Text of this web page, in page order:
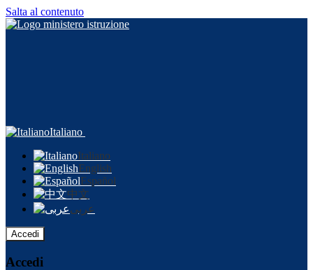
Salta al contenuto
Italiano
Italiano
English
Español
中文
عربى
Accedi
Accedi